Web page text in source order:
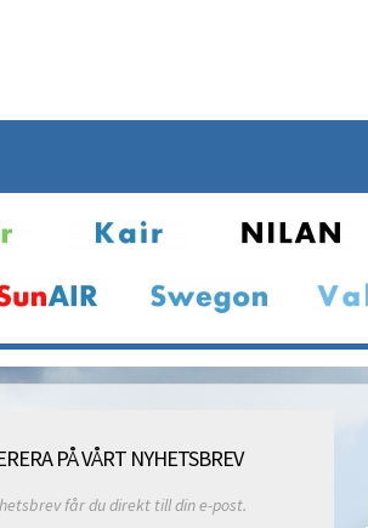
PÅ VÅRT NYHETSBREV
får du direkt till din e-post.